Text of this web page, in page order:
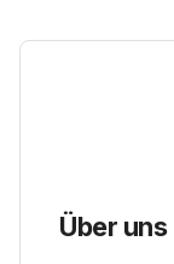
Über uns